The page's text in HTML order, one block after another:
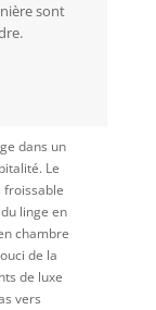
sont
dans un
Le
froissable
linge en
chambre
de la
de luxe
vers